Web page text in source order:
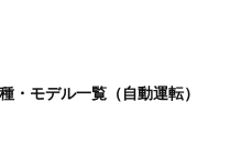
・モデル一覧（自動運転）